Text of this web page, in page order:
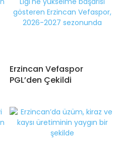
Erzincan Vefaspor
PGL’den Çekildi